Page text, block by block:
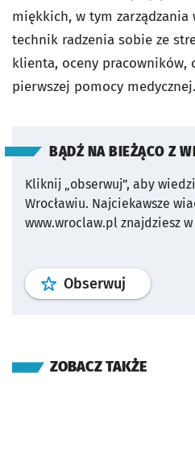
miękkich, w tym zarządzania
technik radzenia sobie ze
klienta, oceny pracowników,
pierwszej pomocy medycznej.
BĄDŹ NA BIEŻĄCO Z
Kliknij „obserwuj”, aby
Wrocławiu. Najciekawsze
www.wroclaw.pl znajdziesz w
Obserwuj profil
ZOBACZ TAKŻE